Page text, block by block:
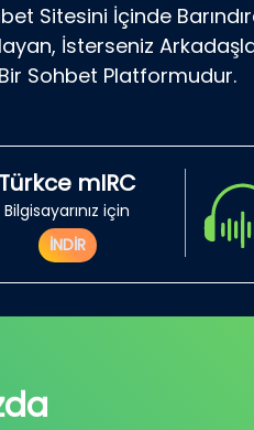
Sitesini İçinde
İsterseniz
Sohbet Platformudur.
Türkce mIRC
Bilgisayarınız için
İNDİR